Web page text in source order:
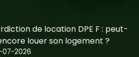
de location DPE F : peut-
louer son logement ?
07-2026